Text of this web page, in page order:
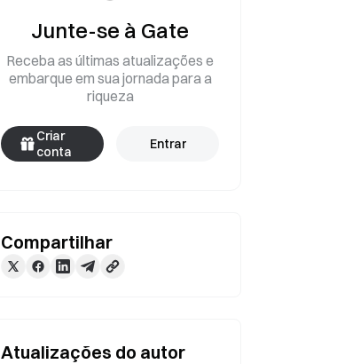
Junte-se à Gate
Receba as últimas atualizações e
embarque em sua jornada para a
riqueza
Criar
conta
Entrar
Compartilhar
Atualizações do autor